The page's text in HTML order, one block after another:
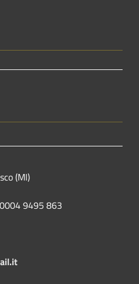
(MI)
9495 863